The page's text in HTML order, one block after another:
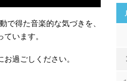
得た音楽的な気づきを、
います。
過ごしください。